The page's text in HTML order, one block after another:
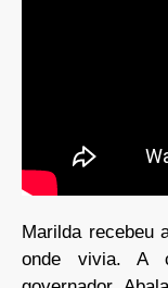
Marilda recebeu
onde vivia. A